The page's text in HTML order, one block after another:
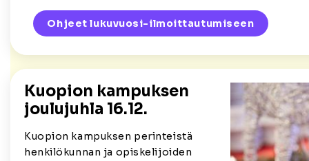
Ohjeet lukuvuosi-ilmoittautumiseen
Kuopion kampuksen
joulujuhla 16.12.
Kuopion kampuksen perinteistä
henkilökunnan ja opiskelijoiden